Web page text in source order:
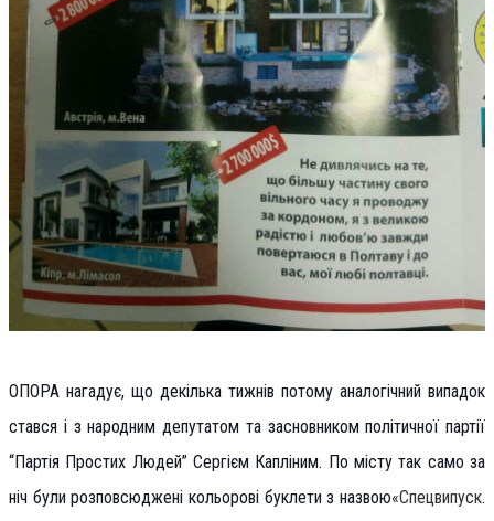
ОПОРА нагадує, що декілька тижнів потому аналогічний випадок
стався і з народним депутатом та засновником політичної партії
“Партія Простих Людей” Сергієм Капліним. По місту так само за
ніч були розповсюджені кольорові буклети з назвою«Спецвипуск.